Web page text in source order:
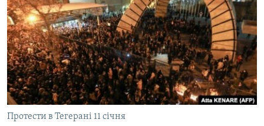
СПЕЦПРОЕКТИ
ДЕПОРТАЦІЯ
ВІДЕОУРОКИ «ELIFBE»
СВІДЧЕННЯ ОКУПАЦІЇ
УКРАЇНСЬКА ПРОБЛЕМА КРИМУ
ІНФОГРАФІКА
ЯК ОБІЙТИ БЛОКУВАННЯ
Русский
Qırımtatar
ДОЛУЧАЙСЯ!
Протести в Тегерані 11 січня